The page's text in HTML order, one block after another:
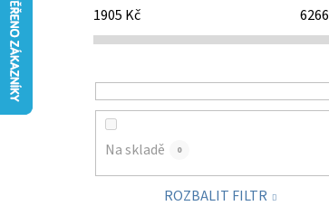
1905 Kč 6266
Na skladě 0
ROZBALIT FILTR